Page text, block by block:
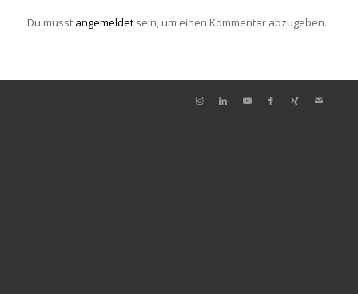
Du musst angemeldetsein, um einen Kommentar abzugeben.